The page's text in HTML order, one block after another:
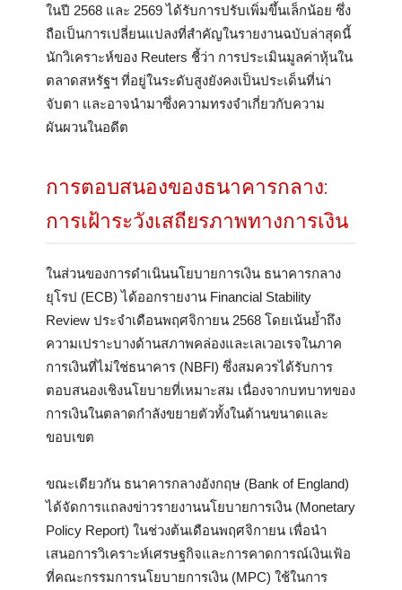
ในปี 2568 และ 2569 ได้รับการปรับเพิ่มขึ้นเล็กน้อย ซึ่ง
ถือเป็นการเปลี่ยนแปลงที่สำคัญในรายงานฉบับล่าสุดนี้
นักวิเคราะห์ของ Reuters ชี้ว่า การประเมินมูลค่าหุ้นใน
ตลาดสหรัฐฯ ที่อยู่ในระดับสูงยังคงเป็นประเด็นที่น่า
จับตา และอาจนำมาซึ่งความทรงจำเกี่ยวกับความ
ผันผวนในอดีต
การตอบสนองของธนาคารกลาง:
การเฝ้าระวังเสถียรภาพทางการเงิน
ในส่วนของการดำเนินนโยบายการเงิน ธนาคารกลาง
ยุโรป (ECB) ได้ออกรายงาน Financial Stability
Review ประจำเดือนพฤศจิกายน 2568 โดยเน้นย้ำถึง
ความเปราะบางด้านสภาพคล่องและเลเวอเรจในภาค
การเงินที่ไม่ใช่ธนาคาร (NBFI) ซึ่งสมควรได้รับการ
ตอบสนองเชิงนโยบายที่เหมาะสม เนื่องจากบทบาทของ
การเงินในตลาดกำลังขยายตัวทั้งในด้านขนาดและ
ขอบเขต
ขณะเดียวกัน ธนาคารกลางอังกฤษ (Bank of England)
ได้จัดการแถลงข่าวรายงานนโยบายการเงิน (Monetary
Policy Report) ในช่วงต้นเดือนพฤศจิกายน เพื่อนำ
เสนอการวิเคราะห์เศรษฐกิจและการคาดการณ์เงินเฟ้อ
ที่คณะกรรมการนโยบายการเงิน (MPC) ใช้ในการ